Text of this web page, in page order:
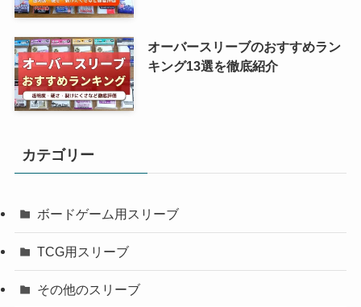
オーバースリーブのおすすめラン
キング13選を徹底紹介
カテゴリー
ボードゲーム用スリーブ
TCG用スリーブ
その他のスリーブ